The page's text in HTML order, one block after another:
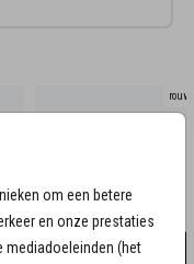
om een betere
en onze prestaties
mediadoeleinden (het